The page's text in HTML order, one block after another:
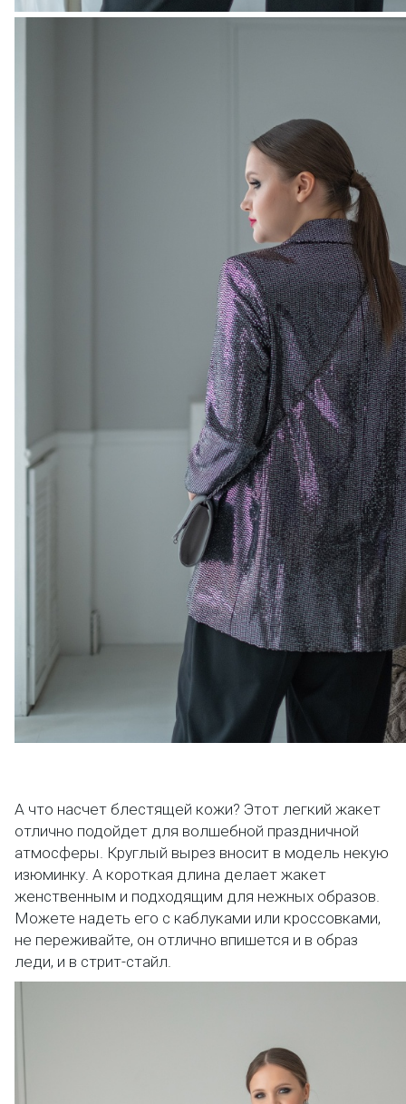
А что насчет блестящей кожи? Этот легкий жакет
отлично подойдет для волшебной праздничной
атмосферы. Круглый вырез вносит в модель некую
изюминку. А короткая длина делает жакет
женственным и подходящим для нежных образов.
Можете надеть его с каблуками или кроссовками,
не переживайте, он отлично впишется и в образ
леди, и в стрит-стайл.